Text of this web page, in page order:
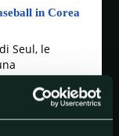
in Corea
Seul, le
in